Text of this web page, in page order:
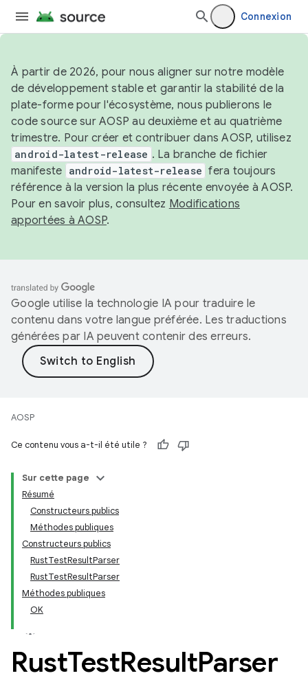
Connexion
À partir de 2026, pour nous aligner sur notre modèle
de développement stable et garantir la stabilité de la
plate-forme pour l'écosystème, nous publierons le
code source sur AOSP au deuxième et au quatrième
trimestre. Pour créer et contribuer dans AOSP, utilisez
android-latest-release . La branche de fichier
manifeste android-latest-release fera toujours
référence à la version la plus récente envoyée à AOSP.
Pour en savoir plus, consultez Modifications
apportées à AOSP.
Google utilise la technologie IA pour traduire le
contenu dans votre langue préférée. Les traductions
générées par IA peuvent contenir des erreurs.
AOSP
Ce contenu vous a-t-il été utile ?
Sur cette page
Résumé
Constructeurs publics
Méthodes publiques
Constructeurs publics
RustTestResultParser
RustTestResultParser
Méthodes publiques
OK
RustTestResultParser